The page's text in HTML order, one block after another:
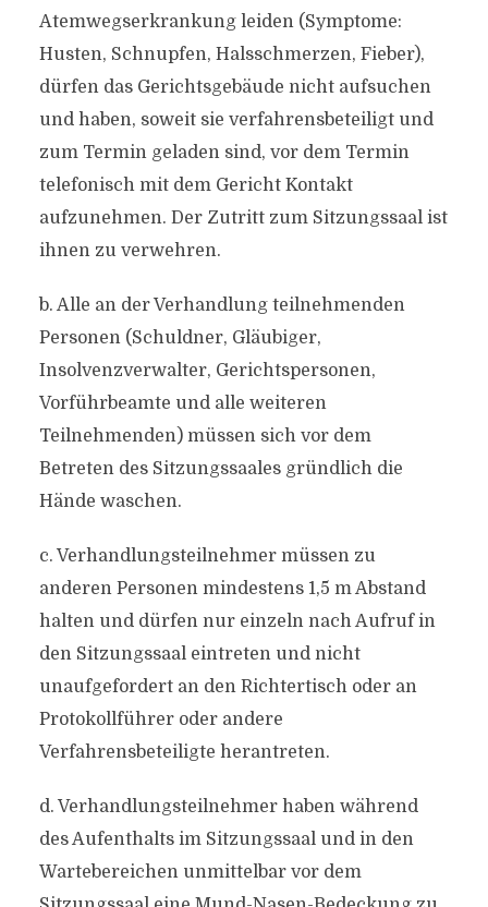
Atemwegserkrankung leiden (Symptome:
Husten, Schnupfen, Halsschmerzen, Fieber),
dürfen das Gerichtsgebäude nicht aufsuchen
und haben, soweit sie verfahrensbeteiligt und
zum Termin geladen sind, vor dem Termin
telefonisch mit dem Gericht Kontakt
aufzunehmen. Der Zutritt zum Sitzungssaal ist
ihnen zu verwehren.
b. Alle an der Verhandlung teilnehmenden
Personen (Schuldner, Gläubiger,
Insolvenzverwalter, Gerichtspersonen,
Vorführbeamte und alle weiteren
Teilnehmenden) müssen sich vor dem
Betreten des Sitzungssaales gründlich die
Hände waschen.
c. Verhandlungsteilnehmer müssen zu
anderen Personen mindestens 1,5 m Abstand
halten und dürfen nur einzeln nach Aufruf in
den Sitzungssaal eintreten und nicht
unaufgefordert an den Richtertisch oder an
Protokollführer oder andere
Verfahrensbeteiligte herantreten.
d. Verhandlungsteilnehmer haben während
des Aufenthalts im Sitzungssaal und in den
Wartebereichen unmittelbar vor dem